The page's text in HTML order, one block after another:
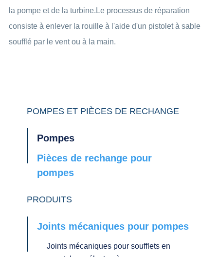
la pompe et de la turbine.Le processus de réparation
consiste à enlever la rouille à l'aide d'un pistolet à sable
soufflé par le vent ou à la main.
POMPES ET PIÈCES DE RECHANGE
Pompes
Pièces de rechange pour
pompes
PRODUITS
Joints mécaniques pour pompes
Joints mécaniques pour soufflets en